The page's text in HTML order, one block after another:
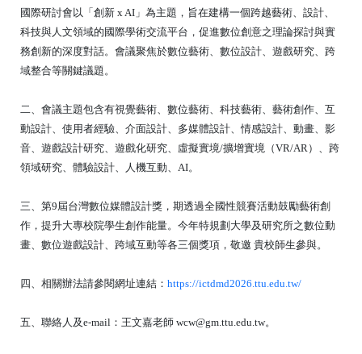
國際研討會以「創新 x AI」為主題，旨在建構一個跨越藝術、設計、
科技與人文領域的國際學術交流平台，促進數位創意之理論探討與實
務創新的深度對話。會議聚焦於數位藝術、數位設計、遊戲研究、跨
域整合等關鍵議題。
二、會議主題包含有視覺藝術、數位藝術、科技藝術、藝術創作、互
動設計、使用者經驗、介面設計、多媒體設計、情感設計、動畫、影
音、遊戲設計研究、遊戲化研究、虛擬實境/擴增實境（VR/AR）、跨
領域研究、體驗設計、人機互動、AI。
三、第9屆台灣數位媒體設計獎，期透過全國性競賽活動鼓勵藝術創
作，提升大專校院學生創作能量。今年特規劃大學及研究所之數位動
畫、數位遊戲設計、跨域互動等各三個獎項，敬邀 貴校師生參與。
四、相關辦法請參閱網址連結： https://ictdmd2026.ttu.edu.tw/
五、聯絡人及e-mail：王文嘉老師 wcw@gm.ttu.edu.tw。